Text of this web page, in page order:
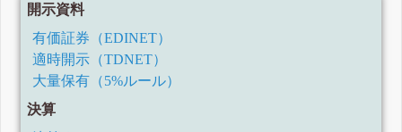
開示資料
有価証券（EDINET）
適時開示（TDNET）
大量保有（5%ルール）
決算